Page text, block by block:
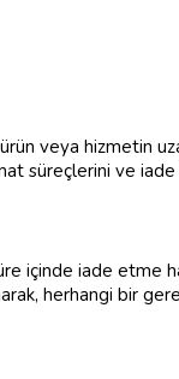
veya hizmetin
süreçlerini ve iade
içinde iade etme
herhangi bir